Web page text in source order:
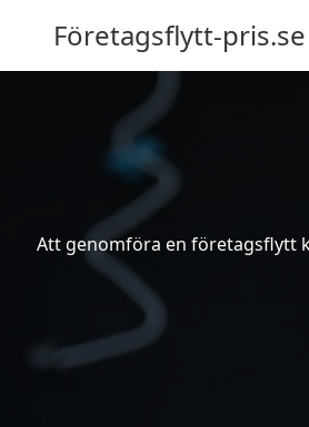
Företagsflytt-pris.se
Att genomföra en företagsflytt